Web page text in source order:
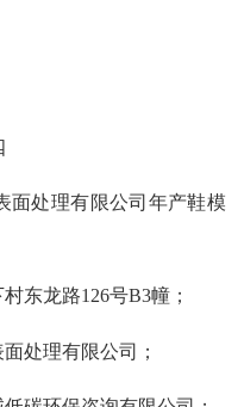
面处理有限公司年产鞋模
东龙路126号B3幢；
处理有限公司；